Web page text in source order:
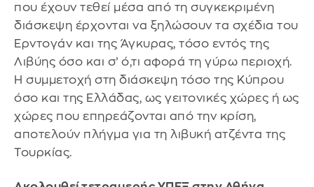
που έχουν τεθεί μέσα από τη συγκεκριμένη
διάσκεψη έρχονται να ξηλώσουν τα σχέδια του
Ερντογάν και της Άγκυρας, τόσο εντός της
Λιβύης όσο και σ’ ό,τι αφορά τη γύρω περιοχή.
Η συμμετοχή στη διάσκεψη τόσο της Κύπρου
όσο και της Ελλάδας, ως γειτονικές χώρες ή ως
χώρες που επηρεάζονται από την κρίση,
αποτελούν πλήγμα για τη λιβυκή ατζέντα της
Τουρκίας.